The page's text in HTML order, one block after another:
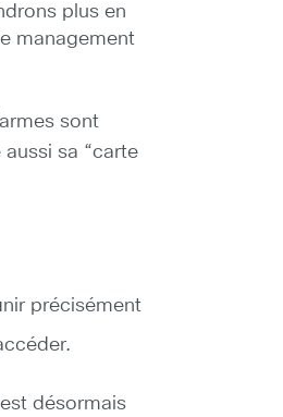
plus en
management
sont
sa “carte
précisément
désormais